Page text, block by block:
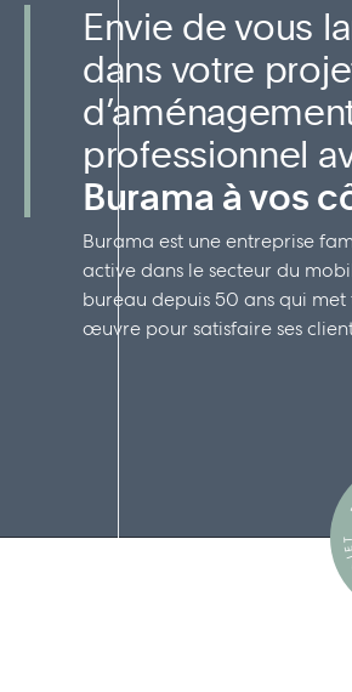
Envie de vous
dans votre
professionnel
Burama à vos
Burama est une entreprise
active dans le secteur du
bureau depuis 50 ans qui met
œuvre pour satisfaire ses